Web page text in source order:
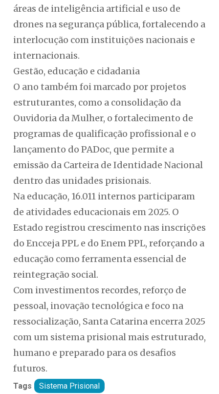
áreas de inteligência artificial e uso de
drones na segurança pública, fortalecendo a
interlocução com instituições nacionais e
internacionais.
Gestão, educação e cidadania
O ano também foi marcado por projetos
estruturantes, como a consolidação da
Ouvidoria da Mulher, o fortalecimento de
programas de qualificação profissional e o
lançamento do PADoc, que permite a
emissão da Carteira de Identidade Nacional
dentro das unidades prisionais.
Na educação, 16.011 internos participaram
de atividades educacionais em 2025. O
Estado registrou crescimento nas inscrições
do Encceja PPL e do Enem PPL, reforçando a
educação como ferramenta essencial de
reintegração social.
Com investimentos recordes, reforço de
pessoal, inovação tecnológica e foco na
ressocialização, Santa Catarina encerra 2025
com um sistema prisional mais estruturado,
humano e preparado para os desafios
futuros.
Tags Sistema Prisional